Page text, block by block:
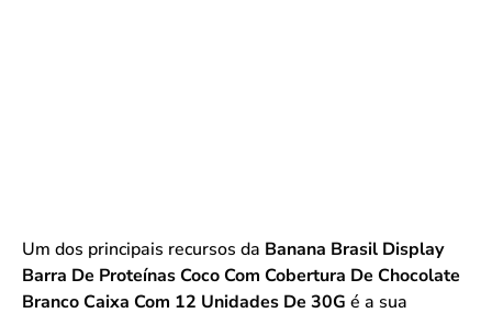
Um dos principais recursos da Banana Brasil Display
Barra De Proteínas Coco Com Cobertura De Chocolate
Branco Caixa Com 12 Unidades De 30G é a sua